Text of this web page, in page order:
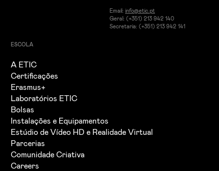
Email: info@etic.pt
Geral: (+351) 213 942 140
Secretaria: (+351) 213 942 141
ESCOLA
A ETIC
Certificações
Erasmus+
Laboratórios ETIC
Bolsas
Instalações e Equipamentos
Estúdio de Vídeo HD e Realidade Virtual
Parcerias
Comunidade Criativa
Careers